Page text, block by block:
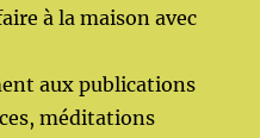
à la maison avec
aux publications
méditations